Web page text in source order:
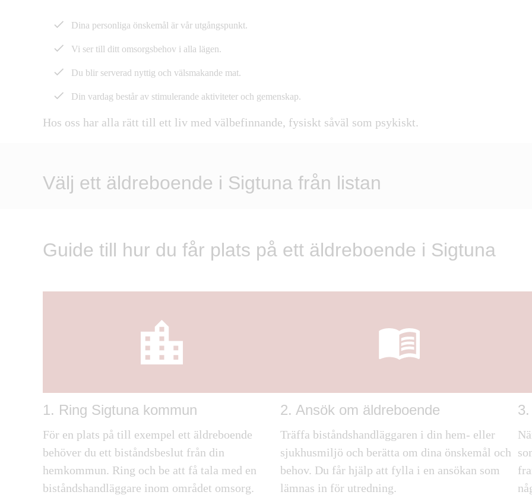
Dina personliga önskemål är vår utgångspunkt.
Vi ser till ditt omsorgsbehov i alla lägen.
Du blir serverad nyttig och välsmakande mat.
Din vardag består av stimulerande aktiviteter och gemenskap.
Hos oss har alla rätt till ett liv med välbefinnande, fysiskt såväl som psykiskt.
Välj ett äldreboende i Sigtuna från listan
Guide till hur du får plats på ett äldreboende i Sigtuna
1. Ring Sigtuna kommun
För en plats på till exempel ett äldreboende
behöver du ett biståndsbeslut från din
hemkommun. Ring och be att få tala med en
biståndshandläggare inom området omsorg.
2. Ansök om äldreboende
Träffa biståndshandläggaren i din hem- eller
sjukhusmiljö och berätta om dina önskemål och
behov. Du får hjälp att fylla i en ansökan som
lämnas in för utredning.